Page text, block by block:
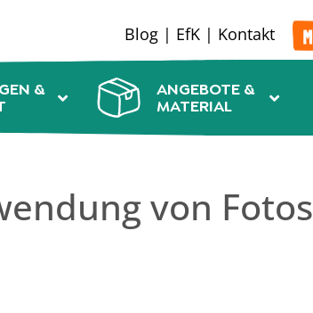
Blog| EfK| Kontakt
& ANGEBOTE &
MATERIAL
von Fotos